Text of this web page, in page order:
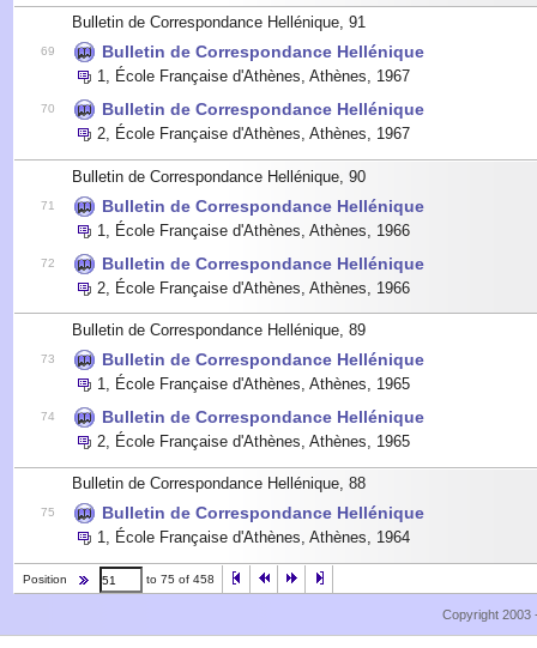
Bulletin de Correspondance Hellénique, 91
69 Bulletin de Correspondance Hellénique
1, École Française d'Athènes, Athènes, 1967
70 Bulletin de Correspondance Hellénique
2, École Française d'Athènes, Athènes, 1967
Bulletin de Correspondance Hellénique, 90
71 Bulletin de Correspondance Hellénique
1 École Française d'Athènes, Athènes 1966
72 Bulletin de Correspondance Hellénique
2 École Française d'Athènes, Athènes 1966
Bulletin de Correspondance Hellénique, 89
73 Bulletin de Correspondance Hellénique
1 École Française d'Athènes, Athènes 1965
74 Bulletin de Correspondance Hellénique
2 École Française d'Athènes, Athènes 1965
Bulletin de Correspondance Hellénique, 88
75 Bulletin de Correspondance Hellénique
1, École Française d'Athènes, Athènes, 1964
Position to 75 of 458
Copyright 2003